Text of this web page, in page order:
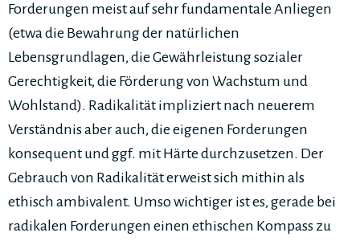
Forderungen meist auf sehr fundamentale Anliegen
(etwa die Bewahrung der natürlichen
Lebensgrundlagen, die Gewährleistung sozialer
Gerechtigkeit, die Förderung von Wachstum und
Wohlstand). Radikalität impliziert nach neuerem
Verständnis aber auch, die eigenen Forderungen
konsequent und ggf. mit Härte durchzusetzen. Der
Gebrauch von Radikalität erweist sich mithin als
ethisch ambivalent. Umso wichtiger ist es, gerade bei
radikalen Forderungen einen ethischen Kompass zu